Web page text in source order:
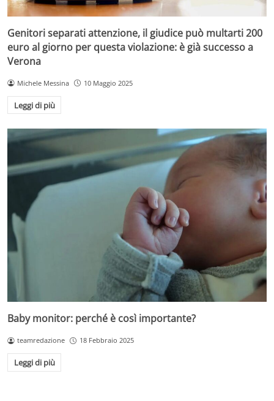
Genitori separati attenzione, il giudice può multarti 200
euro al giorno per questa violazione: è già successo a
Verona
Michele Messina 10 Maggio 2025
Leggi di più
Baby monitor: perché è così importante?
teamredazione 18 Febbraio 2025
Leggi di più